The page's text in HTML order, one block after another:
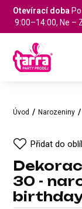
Otevírací doba
9:00–14:00, Ne –
Úvod Narozeniny
Přidat do
30 -